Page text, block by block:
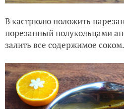
В кастрюлю положить
порезанный полукольцами
залить все содержимое соком.